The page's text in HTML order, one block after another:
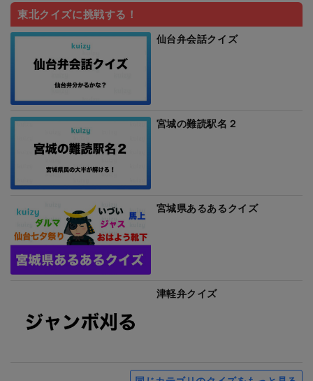
東北クイズに挑戦する！
仙台弁会話クイズ
宮城の難読駅名２
宮城県あるあるクイズ
津軽弁クイズ